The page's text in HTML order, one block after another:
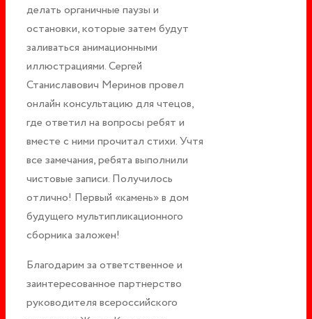
делать органичные паузы и
остановки, которые затем будут
заливаться анимационными
иллюстрациями. Сергей
Станиславович Меринов провел
онлайн консультацию для чтецов,
где ответил на вопросы ребят и
вместе с ними прочитал стихи. Учтя
все замечания, ребята выполнили
чистовые записи. Получилось
отлично! Первый «камень» в дом
будущего мультипликационного
сборника заложен!
Благодарим за ответственное и
заинтересованное партнерство
руководителя всероссийского